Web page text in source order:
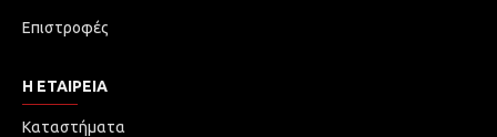
Επιστροφές
Η ΕΤΑΙΡΕΙΑ
Καταστήματα